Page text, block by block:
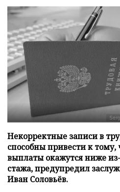
Некорректные записи в
способны привести к
выплаты окажутся ниже
стажа, предупредил
Иван Соловьёв.